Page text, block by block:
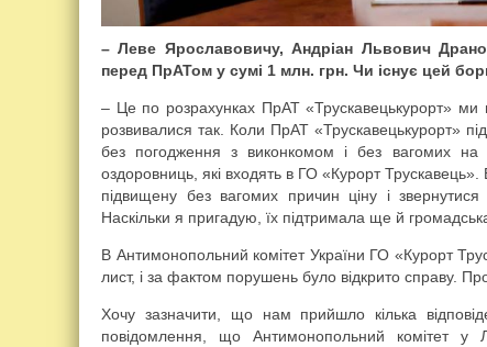
– Леве Ярославовичу, Андріан Львович
перед ПрАТом у сумі 1 млн. грн. Чи існує цей
– Це по розрахунках ПрАТ «Трускавецькурорт» ми
розвивалися так. Коли ПрАТ «Трускавецькурорт»
без погодження з виконкомом і без вагомих на
оздоровниць, які входять в ГО «Курорт
підвищену без вагомих причин ціну і
Наскільки я пригадую, їх підтримала ще й
В Антимонопольний комітет України ГО «Курорт
лист, і за фактом порушень було відкрито справу.
Хочу зазначити, що нам прийшло кілька
повідомлення, що Антимонопольний комітет у